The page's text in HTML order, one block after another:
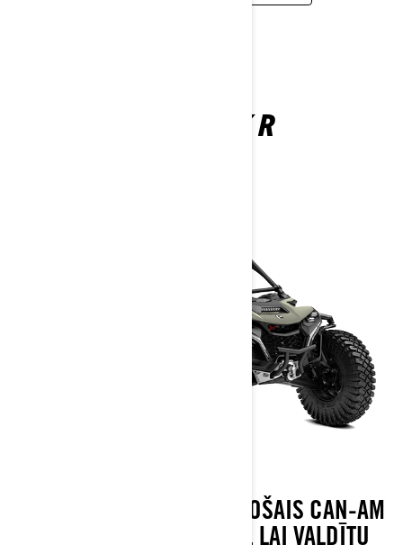
MAVERICK R
DROSMĪGAIS UN IZAICINOŠAIS CAN-AM
MAVERICK R IR RADĪTS, LAI VALDĪTU